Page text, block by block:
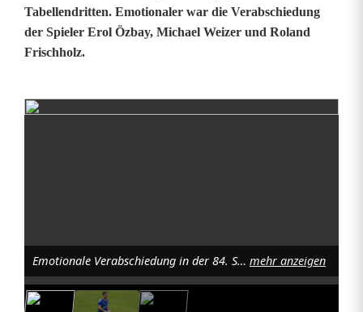
Tabellendritten. Emotionaler war die Verabschiedung
der Spieler Erol Özbay, Michael Weizer und Roland
Frischholz.
L
e
s
Emotionale Verabschiedung in der 84. Spielminute: Beide Mannschaften standen für Roland Frischholz in seinem letzten Spiel nach seiner Auswechslung Spalier. Foto: Norbert Tannhäuser mehr anzeigen